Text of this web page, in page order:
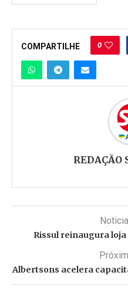
COMPARTILHE 0
REDAÇÃO
Rissul reinaugura loja
Albertsons acelera